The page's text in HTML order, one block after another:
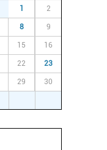
1 2
8 9
15 16
22 23
29 30